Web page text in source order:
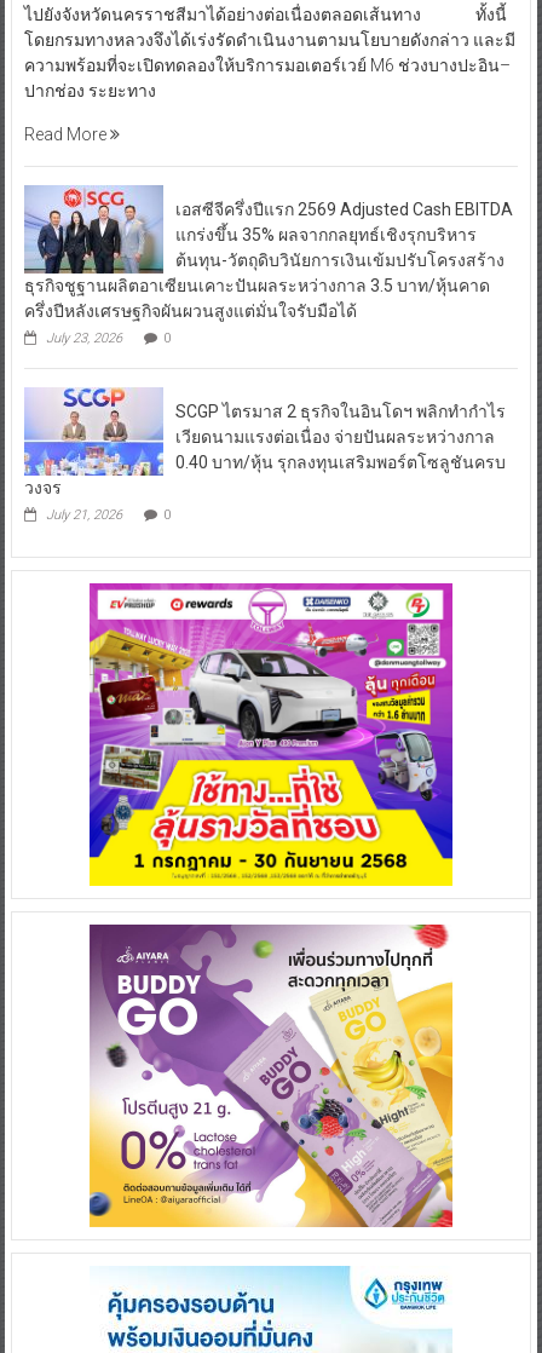
ไปยังจังหวัดนครราชสีมาได้อย่างต่อเนื่องตลอดเส้นทาง ทั้งนี้
โดยกรมทางหลวงจึงได้เร่งรัดดำเนินงานตามนโยบายดังกล่าว และมี
ความพร้อมที่จะเปิดทดลองให้บริการมอเตอร์เวย์ M6 ช่วงบางปะอิน–
ปากช่อง ระยะทาง
Read More
เอสซีจีครึ่งปีแรก 2569 Adjusted Cash EBITDA
แกร่งขึ้น 35% ผลจากกลยุทธ์เชิงรุกบริหาร
ต้นทุน-วัตถุดิบวินัยการเงินเข้มปรับโครงสร้าง
ธุรกิจชูฐานผลิตอาเซียนเคาะปันผลระหว่างกาล 3.5 บาท/หุ้นคาด
ครึ่งปีหลังเศรษฐกิจผันผวนสูงแต่มั่นใจรับมือได้
July 23, 2026 0
SCGP ไตรมาส 2 ธุรกิจในอินโดฯ พลิกทำกำไร
เวียดนามแรงต่อเนื่อง จ่ายปันผลระหว่างกาล
0.40 บาท/หุ้น รุกลงทุนเสริมพอร์ตโซลูชันครบ
วงจร
July 21, 2026 0